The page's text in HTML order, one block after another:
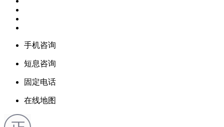
手机咨询
短息咨询
固定电话
在线地图